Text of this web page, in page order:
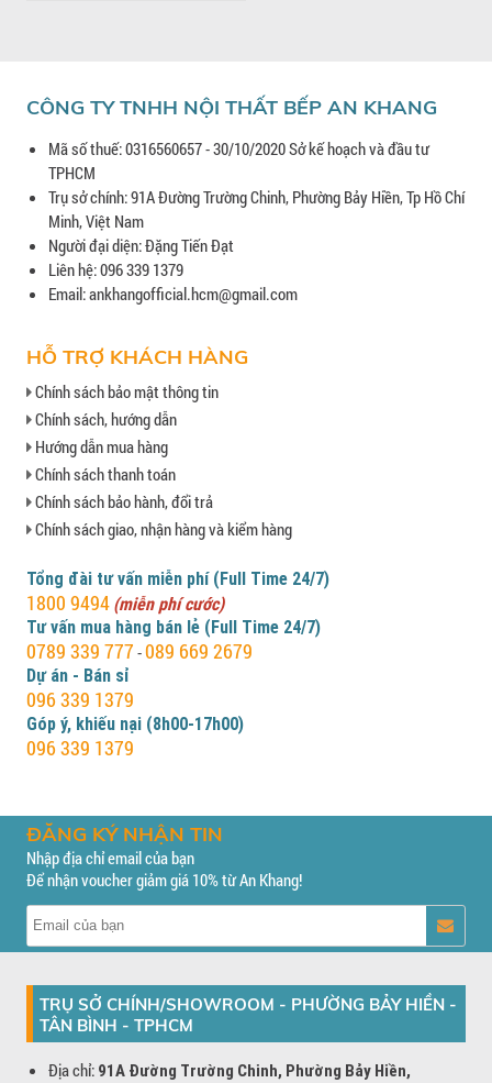
CÔNG TY TNHH NỘI THẤT BẾP AN KHANG
Mã số thuế: 0316560657 - 30/10/2020 Sở kế hoạch và đầu tư
TPHCM
Trụ sở chính: 91A Đường Trường Chinh, Phường Bảy Hiền, Tp Hồ Chí
Minh, Việt Nam
Người đại diện: Đặng Tiến Đạt
Liên hệ: 096 339 1379
Email: ankhangofficial.hcm@gmail.com
HỖ TRỢ KHÁCH HÀNG
Chính sách bảo mật thông tin
Chính sách, hướng dẫn
Hướng dẫn mua hàng
Chính sách thanh toán
Chính sách bảo hành, đổi trả
Chính sách giao, nhận hàng và kiểm hàng
Tổng đài tư vấn miễn phí (Full Time 24/7)
1800 9494 (miễn phí cước)
Tư vấn mua hàng bán lẻ (Full Time 24/7)
0789 339 777 -089 669 2679
Dự án - Bán sỉ
096 339 1379
Góp ý, khiếu nại (8h00-17h00)
096 339 1379
ĐĂNG KÝ NHẬN TIN
Nhập địa chỉ email của bạn
Để nhận voucher giảm giá 10% từ An Khang!
TRỤ SỞ CHÍNH/SHOWROOM - PHƯỜNG BẢY HIỀN -
TÂN BÌNH - TPHCM
Địa chỉ: 91A Đường Trường Chinh, Phường Bảy Hiền,